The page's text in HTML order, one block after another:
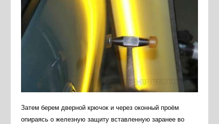
Затем берем дверной крючок и через оконный проём
опираясь о железную защиту вставленную заранее во